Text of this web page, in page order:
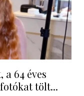
64 éves
tölt...